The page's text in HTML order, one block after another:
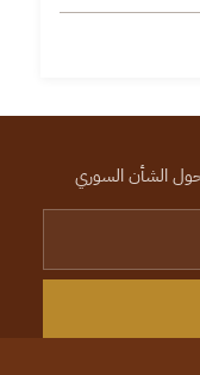
الشأن السوري